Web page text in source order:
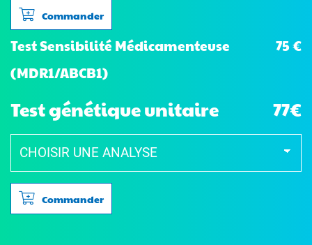
Commander
Test Sensibilité Médicamenteuse
(MDR1/ABCB1)
75 €
Test génétique unitaire 77€
Commander